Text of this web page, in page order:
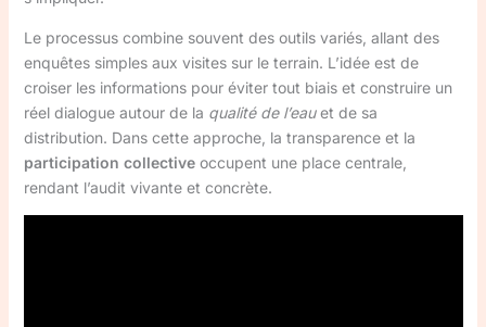
Le processus combine souvent des outils variés, allant des
enquêtes simples aux visites sur le terrain. L’idée est de
croiser les informations pour éviter tout biais et construire un
réel dialogue autour de la qualité de l’eauet de sa
distribution. Dans cette approche, la transparence et la
participation collectiveoccupent une place centrale,
rendant l’audit vivante et concrète.